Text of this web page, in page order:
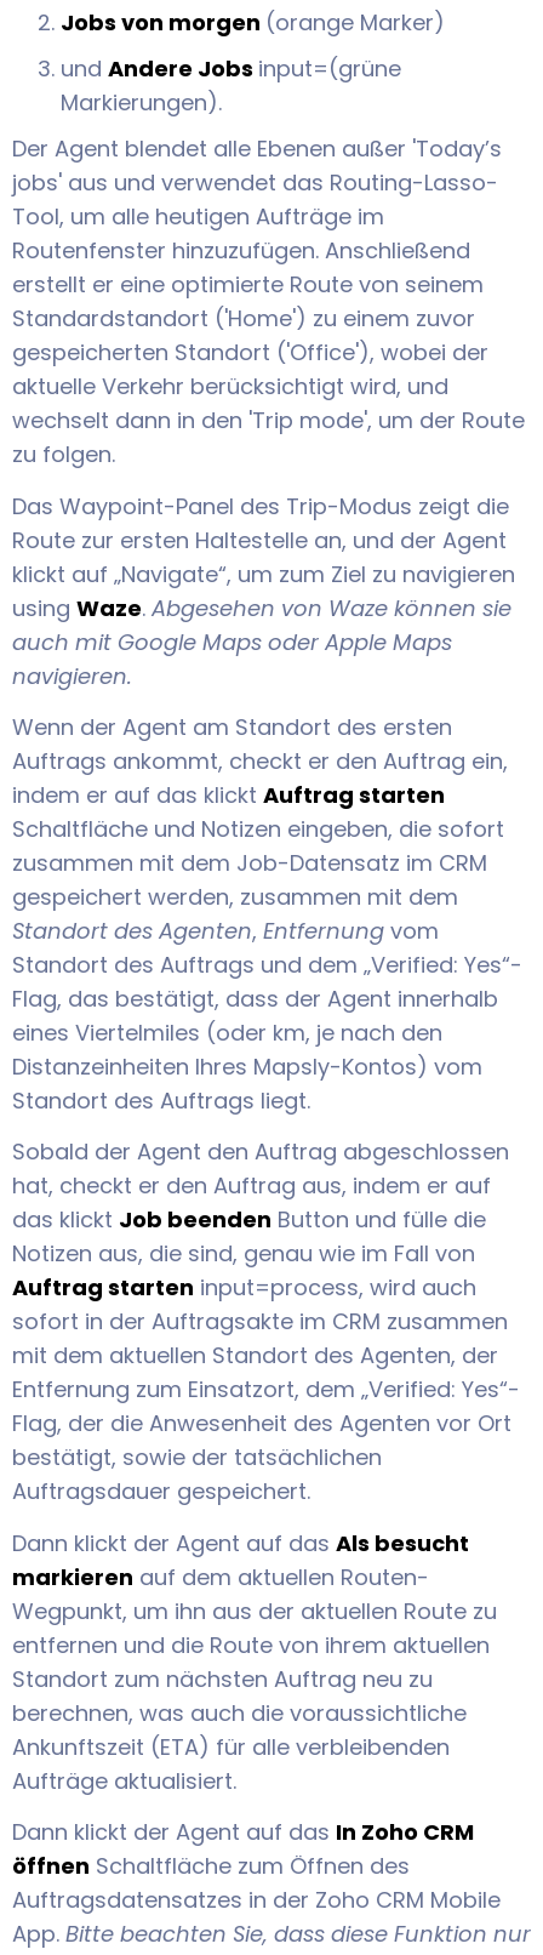
Jobs von morgen (orange Marker)
und Andere Jobs input=(grüne
Markierungen).
Der Agent blendet alle Ebenen außer 'Today’s
jobs' aus und verwendet das Routing-Lasso-
Tool, um alle heutigen Aufträge im
Routenfenster hinzuzufügen. Anschließend
erstellt er eine optimierte Route von seinem
Standardstandort ('Home') zu einem zuvor
gespeicherten Standort ('Office'), wobei der
aktuelle Verkehr berücksichtigt wird, und
wechselt dann in den 'Trip mode', um der Route
zu folgen.
Das Waypoint-Panel des Trip-Modus zeigt die
Route zur ersten Haltestelle an, und der Agent
klickt auf „Navigate“, um zum Ziel zu navigieren
using Waze. Abgesehen von Waze können sie
auch mit Google Maps oder Apple Maps
navigieren.
Wenn der Agent am Standort des ersten
Auftrags ankommt, checkt er den Auftrag ein,
indem er auf das klickt Auftrag starten
Schaltfläche und Notizen eingeben, die sofort
zusammen mit dem Job-Datensatz im CRM
gespeichert werden, zusammen mit dem
Standort des Agenten, Entfernung vom
Standort des Auftrags und dem „Verified: Yes“-
Flag, das bestätigt, dass der Agent innerhalb
eines Viertelmiles (oder km, je nach den
Distanzeinheiten Ihres Mapsly-Kontos) vom
Standort des Auftrags liegt.
Sobald der Agent den Auftrag abgeschlossen
hat, checkt er den Auftrag aus, indem er auf
das klickt Job beenden Button und fülle die
Notizen aus, die sind, genau wie im Fall von
Auftrag starten input=process, wird auch
sofort in der Auftragsakte im CRM zusammen
mit dem aktuellen Standort des Agenten, der
Entfernung zum Einsatzort, dem „Verified: Yes“-
Flag, der die Anwesenheit des Agenten vor Ort
bestätigt, sowie der tatsächlichen
Auftragsdauer gespeichert.
Dann klickt der Agent auf das Als besucht
markieren auf dem aktuellen Routen-
Wegpunkt, um ihn aus der aktuellen Route zu
entfernen und die Route von ihrem aktuellen
Standort zum nächsten Auftrag neu zu
berechnen, was auch die voraussichtliche
Ankunftszeit (ETA) für alle verbleibenden
Aufträge aktualisiert.
Dann klickt der Agent auf das In Zoho CRM
öffnen Schaltfläche zum Öffnen des
Auftragsdatensatzes in der Zoho CRM Mobile
App. Bitte beachten Sie, dass diese Funktion nur